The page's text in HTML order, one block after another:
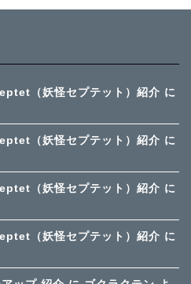
（妖怪セプテット）紹介 に
（妖怪セプテット）紹介 に
（妖怪セプテット）紹介 に
（妖怪セプテット）紹介 に